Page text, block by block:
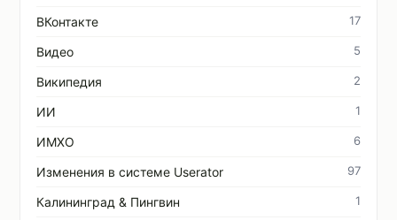
ВКонтакте 17
Видео 5
Википедия 2
ИИ 1
ИМХО 6
Изменения в системе Userator 97
Калининград & Пингвин 1